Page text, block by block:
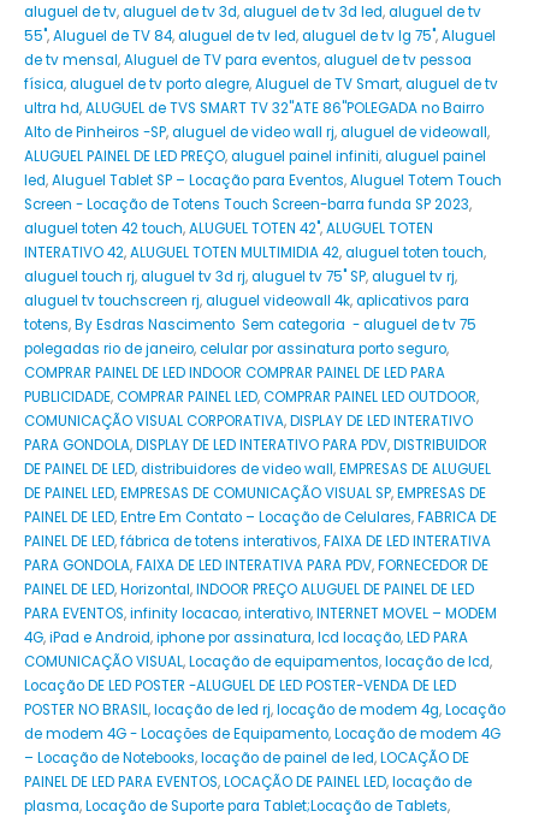
aluguel de tv,aluguel de tv 3d,aluguel de tv 3d led,aluguel de tv
55",Aluguel de TV 84,aluguel de tv led,aluguel de tv lg 75",Aluguel
de tv mensal,Aluguel de TV para eventos,aluguel de tv pessoa
física,aluguel de tv porto alegre,Aluguel de TV Smart,aluguel de tv
ultra hd,ALUGUEL de TVS SMART TV 32''ATE 86''POLEGADA no Bairro‎
Alto de Pinheiros‎ -SP,aluguel de video wall rj,aluguel de videowall,
ALUGUEL PAINEL DE LED PREÇO,aluguel painel infiniti,aluguel painel
led,Aluguel Tablet SP – Locação para Eventos,Aluguel Totem Touch
Screen - Locação de Totens Touch Screen-barra funda SP 2023,
aluguel toten 42 touch,ALUGUEL TOTEN 42",ALUGUEL TOTEN
INTERATIVO 42,ALUGUEL TOTEN MULTIMIDIA 42,aluguel toten touch,
aluguel touch rj,aluguel tv 3d rj,aluguel tv 75" SP,aluguel tv rj,
aluguel tv touchscreen rj,aluguel videowall 4k,aplicativos para
totens,By Esdras Nascimento Sem categoria - aluguel de tv 75
polegadas rio de janeiro,celular por assinatura porto seguro,
COMPRAR PAINEL DE LED INDOOR COMPRAR PAINEL DE LED PARA
PUBLICIDADE,COMPRAR PAINEL LED,COMPRAR PAINEL LED OUTDOOR,
COMUNICAÇÃO VISUAL CORPORATIVA,DISPLAY DE LED INTERATIVO
PARA GONDOLA,DISPLAY DE LED INTERATIVO PARA PDV,DISTRIBUIDOR
DE PAINEL DE LED,distribuidores de video wall,EMPRESAS DE ALUGUEL
DE PAINEL LED,EMPRESAS DE COMUNICAÇÃO VISUAL SP,EMPRESAS DE
PAINEL DE LED,Entre Em Contato – Locação de Celulares,FABRICA DE
PAINEL DE LED,fábrica de totens interativos,FAIXA DE LED INTERATIVA
PARA GONDOLA,FAIXA DE LED INTERATIVA PARA PDV,FORNECEDOR DE
PAINEL DE LED,Horizontal,INDOOR PREÇO ALUGUEL DE PAINEL DE LED
PARA EVENTOS,infinity locacao,interativo,INTERNET MOVEL – MODEM
4G,iPad e Android,iphone por assinatura,lcd locação,LED PARA
COMUNICAÇÃO VISUAL,Locação de equipamentos,locação de lcd,
Locação DE LED POSTER -ALUGUEL DE LED POSTER-VENDA DE LED
POSTER NO BRASIL,locação de led rj,locação de modem 4g,Locação
de modem 4G - Locações de Equipamento,Locação de modem 4G
– Locação de Notebooks,locação de painel de led,LOCAÇÃO DE
PAINEL DE LED PARA EVENTOS,LOCAÇÃO DE PAINEL LED,locação de
plasma,Locação de Suporte para Tablet;Locação de Tablets,